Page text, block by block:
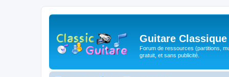
Guitare Classique
Forum de ressources (partitions,
gratuit, et sans publicité.